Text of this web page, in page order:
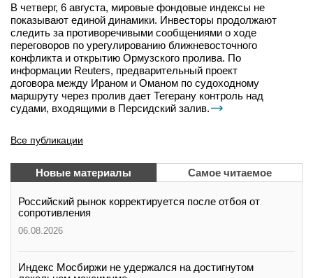
В четверг, 6 августа, мировые фондовые индексы не
показывают единой динамики. Инвесторы продолжают
следить за противоречивыми сообщениями о ходе
переговоров по урегулированию ближневосточного
конфликта и открытию Ормузского пролива. По
информации Reuters, предварительный проект
договора между Ираном и Оманом по судоходному
маршруту через пролив дает Тегерану контроль над
судами, входящими в Персидский залив.
Все публикации
Новые материалы Самое читаемое
Российский рынок корректируется после отбоя от
сопротивления
06.08.2026
Индекс Мосбиржи не удержался на достигнутом